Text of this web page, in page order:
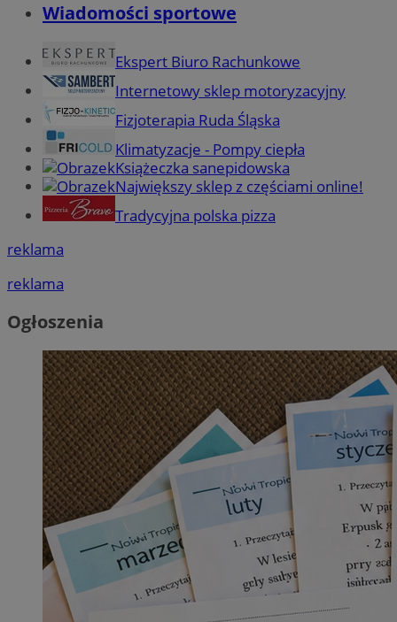
Wiadomości sportowe
Ekspert Biuro Rachunkowe
Internetowy sklep motoryzacyjny
Fizjoterapia Ruda Śląska
Klimatyzacje - Pompy ciepła
Książeczka sanepidowska
Największy sklep z częściami online!
Tradycyjna polska pizza
reklama
reklama
Ogłoszenia